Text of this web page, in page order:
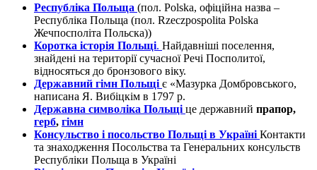
Республіка Польща (пол. Polska, офіційна назва –
Республіка Польща (пол. Rzeczpospolita Polska
Жечпосполіта Польска))
Коротка історія Польщі. Найдавніші поселення,
знайдені на території сучасної Речі Посполитої,
відносяться до бронзового віку.
Державний гімн Польщі є «Мазурка Домбровського,
написана Я. Вибіцкім в 1797 р.
Державна символіка Польщі це державний прапор,
герб, гімн
Консульство і посольство Польщі в Україні Контакти
та знаходження Посольства та Генеральних консульств
Республіки Польща в Україні